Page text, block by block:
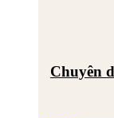
Chuyên